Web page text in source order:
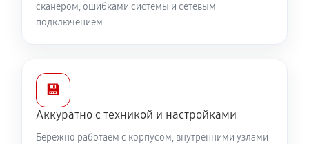
сканером, ошибками системы и сетевым
подключением
💾
Аккуратно с техникой и настройками
Бережно работаем с корпусом, внутренними узлами